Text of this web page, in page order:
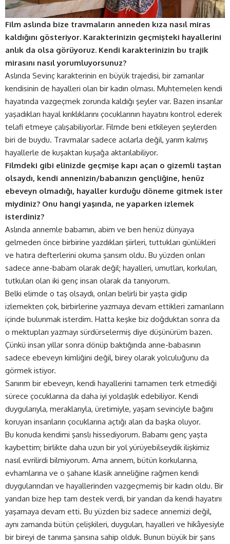
Film aslında bize travmaların anneden kıza nasıl miras
kaldığını gösteriyor. Karakterinizin geçmişteki hayallerini
anlık da olsa görüyoruz. Kendi karakterinizin bu trajik
mirasını nasıl yorumluyorsunuz?
Aslında Sevinç karakterinin en büyük trajedisi, bir zamanlar
kendisinin de hayalleri olan bir kadın olması. Muhtemelen kendi
hayatında vazgeçmek zorunda kaldığı şeyler var. Bazen insanlar
yaşadıkları hayal kırıklıklarını çocuklarının hayatını kontrol ederek
telafi etmeye çalışabiliyorlar. Filmde beni etkileyen şeylerden
biri de buydu. Travmalar sadece acılarla değil, yarım kalmış
hayallerle de kuşaktan kuşağa aktarılabiliyor.
Filmdeki gibi elinizde geçmişe kapı açan o gizemli taştan
olsaydı, kendi annenizin/babanızın gençliğine, henüz
ebeveyn olmadığı, hayaller kurduğu döneme gitmek ister
miydiniz? Onu hangi yaşında, ne yaparken izlemek
isterdiniz?
Aslında annemle babamın, abim ve ben henüz dünyaya
gelmeden önce birbirine yazdıkları şiirleri, tuttukları günlükleri
ve hatıra defterlerini okuma şansım oldu. Bu yüzden onları
sadece anne-babam olarak değil; hayalleri, umutları, korkuları,
tutkuları olan iki genç insan olarak da tanıyorum.
Belki elimde o taş olsaydı, onları belirli bir yaşta gidip
izlemekten çok, birbirlerine yazmaya devam ettikleri zamanların
içinde bulunmak isterdim. Hatta keşke biz doğduktan sonra da
o mektupları yazmayı sürdürselermiş diye düşünürüm bazen.
Çünkü insan yıllar sonra dönüp baktığında anne-babasının
sadece ebeveyn kimliğini değil, birey olarak yolculuğunu da
görmek istiyor.
Sanırım bir ebeveyn, kendi hayallerini tamamen terk etmediği
sürece çocuklarına da daha iyi yoldaşlık edebiliyor. Kendi
duygularıyla, meraklarıyla, üretimiyle, yaşam sevinciyle bağını
koruyan insanların çocuklarına açtığı alan da başka oluyor.
Bu konuda kendimi şanslı hissediyorum. Babamı genç yaşta
kaybettim; birlikte daha uzun bir yol yürüyebilseydik ilişkimiz
nasıl evrilirdi bilmiyorum. Ama annem, bütün korkularına,
evhamlarına ve o şahane klasik anneliğine rağmen kendi
duygularından ve hayallerinden vazgeçmemiş bir kadın oldu. Bir
yandan bize hep tam destek verdi, bir yandan da kendi hayatını
yaşamaya devam etti. Bu yüzden biz sadece annemizi değil,
aynı zamanda bütün çelişkileri, duyguları, hayalleri ve hikâyesiyle
bir bireyi de tanıma şansına sahip olduk. Bunun büyük bir şans